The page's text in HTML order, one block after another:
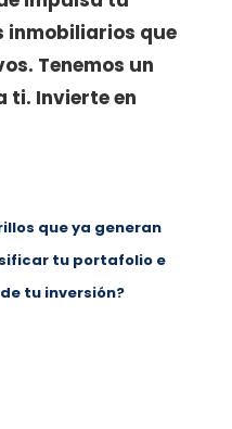
inmobiliarios que
Tenemos un
ti. Invierte en
que ya generan
tu portafolio e
tu inversión?